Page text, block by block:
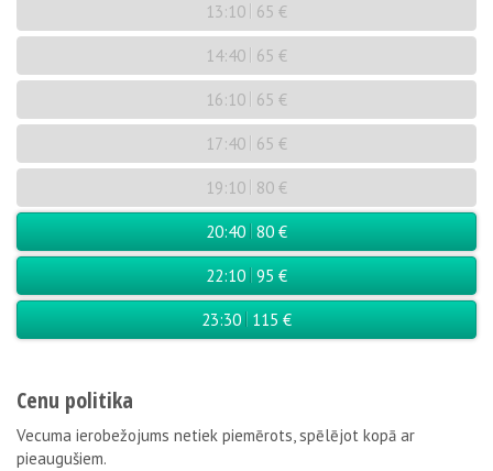
13:10 65 €
14:40 65 €
16:10 65 €
17:40 65 €
19:10 80 €
20:40 80 €
22:10 95 €
23:30 115 €
Cenu politika
Vecuma ierobežojums netiek piemērots, spēlējot kopā ar
pieaugušiem.